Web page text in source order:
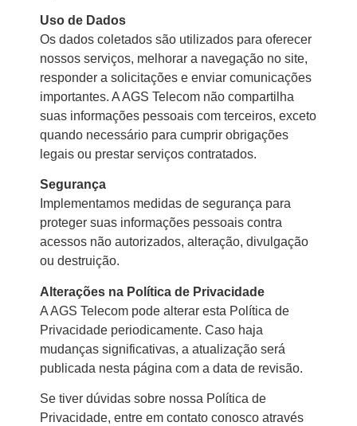
Uso de Dados
Os dados coletados são utilizados para oferecer
nossos serviços, melhorar a navegação no site,
responder a solicitações e enviar comunicações
importantes. A AGS Telecom não compartilha
suas informações pessoais com terceiros, exceto
quando necessário para cumprir obrigações
legais ou prestar serviços contratados.
Segurança
Implementamos medidas de segurança para
proteger suas informações pessoais contra
acessos não autorizados, alteração, divulgação
ou destruição.
Alterações na Política de Privacidade
A AGS Telecom pode alterar esta Política de
Privacidade periodicamente. Caso haja
mudanças significativas, a atualização será
publicada nesta página com a data de revisão.
Se tiver dúvidas sobre nossa Política de
Privacidade, entre em contato conosco através